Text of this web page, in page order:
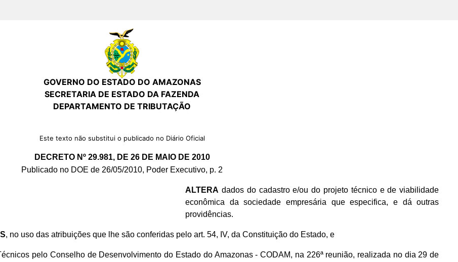
GOVERNO DO ESTADO DO AMAZONAS
SECRETARIA DE ESTADO DA FAZENDA
DEPARTAMENTO DE TRIBUTAÇÃO
Este texto não substitui o publicado no Diário Oficial
DECRETO Nº 29.981, DE 26 DE MAIO DE 2010
Publicado no DOE de 26/05/2010, Poder Executivo, p. 2
ALTERA dados do cadastro e/ou do projeto técnico e de viabilidade
econômica da sociedade empresária que especifica, e dá outras
providências.
, no uso das atribuições que lhe são conferidas pelo art. 54, IV, da Constituição do Estado, e
pelo Conselho de Desenvolvimento do Estado do Amazonas - CODAM, na 226ª reunião, realizada no dia 29 de